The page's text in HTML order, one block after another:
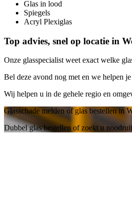
Glas in lood
Spiegels
Acryl Plexiglas
Top advies, snel op locatie in
Onze glasspecialist weet exact welke
Bel deze avond nog met en we helpen
Wij helpen u in de gehele regio en
Glasschade melden of glas bestellen in
Dubbel glas bestellen of zoekt u